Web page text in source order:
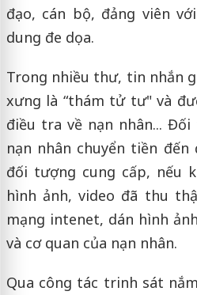
đạo, cán bộ, đảng viên
dung đe dọa.
Trong nhiều thư, tin nhắn
xưng là “thám tử tư" và
điều tra về nạn nhân...
nạn nhân chuyển tiền
đối tượng cung cấp, nếu
hình ảnh, video đã thu
mạng intenet, dán hình
và cơ quan của nạn nhân.
Qua công tác trinh sát